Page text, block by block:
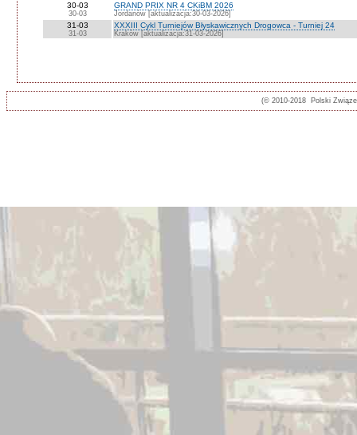
30-03
30-03
GRAND PRIX NR 4 CKiBM 2026
Jordanów [aktualizacja:30-03-2026]
31-03
31-03
XXXIII Cykl Turniejów Błyskawicznych Drogowca - Turniej 24
Kraków [aktualizacja:31-03-2026]
(© 2010-2018 Polski